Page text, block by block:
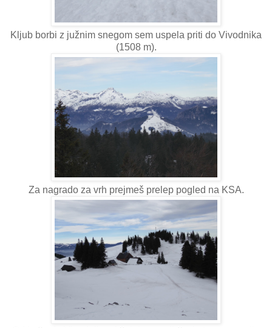
Kljub borbi z južnim snegom sem uspela priti do Vivodnika
(1508 m).
Za nagrado za vrh prejmeš prelep pogled na KSA.